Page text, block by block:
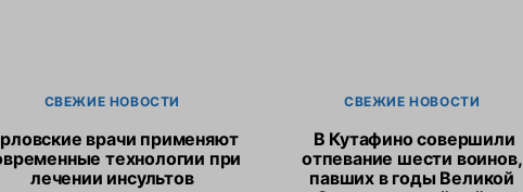
СВЕЖИЕ НОВОСТИ
врачи применяют
технологии при
лечении инсультов
СВЕЖИЕ НОВОСТИ
В Кутафино совершили
отпевание шести воинов,
павших в годы Великой